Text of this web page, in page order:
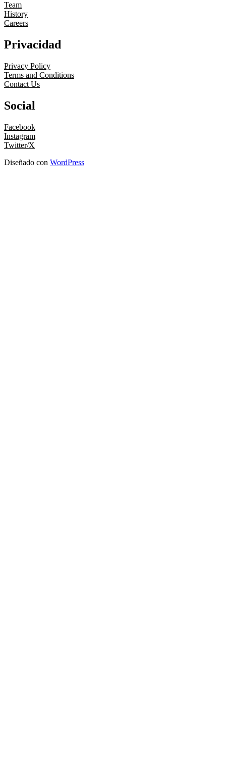
Team
History
Careers
Privacidad
Privacy Policy
Terms and Conditions
Contact Us
Social
Facebook
Instagram
Twitter/X
Diseñado con WordPress